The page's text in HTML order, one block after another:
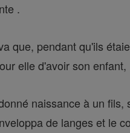
.
que, pendant qu'ils
elle d'avoir son enfant,
naissance à un fils,
de langes et le